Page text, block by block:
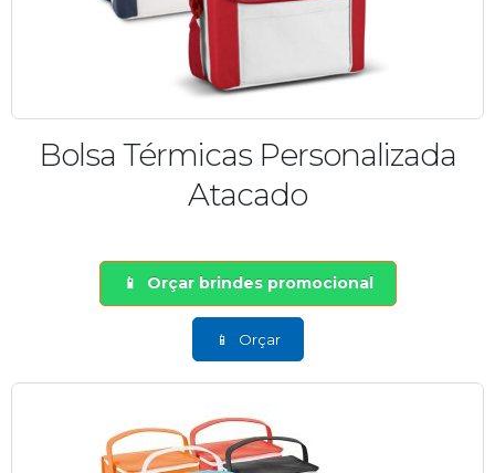
Bolsa Térmicas Personalizada
Atacado
Orçar brindes promocional
Orçar